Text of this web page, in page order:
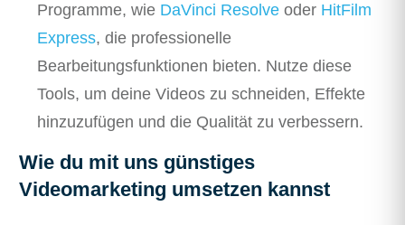
Programme, wie DaVinci Resolve oder HitFilm
Express, die professionelle
Bearbeitungsfunktionen bieten. Nutze diese
Tools, um deine Videos zu schneiden, Effekte
hinzuzufügen und die Qualität zu verbessern.
Wie du mit uns günstiges
Videomarketing umsetzen kannst